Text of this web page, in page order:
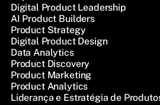
Digital Product Leadership
AI Product Builders
Product Strategy
Digital Product Design
Data Analytics
Product Discovery
Product Marketing
Product Analytics
Liderança e Estratégia de